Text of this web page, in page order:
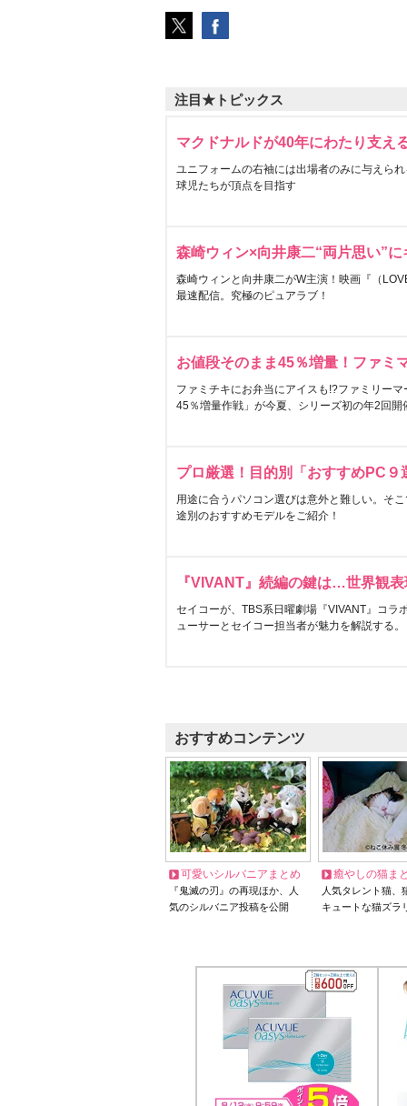
注目★トピックス
マクドナルドが40年にわたり支え
ユニフォームの右袖には出場者のみに与えら
球児たちが頂点を目指す
森崎ウィン×向井康二“両片思い”
森崎ウィンと向井康二がW主演！映画『（
最速配信。究極のピュアラブ！
お値段そのまま45％増量！ファミ
ファミチキにお弁当にアイスも!?ファミリー
45％増量作戦」が今夏、シリーズ初の年2回開
プロ厳選！目的別「おすすめPC９
用途に合うパソコン選びは意外と難しい。そ
途別のおすすめモデルをご紹介！
『VIVANT』続編の鍵は…世界観
セイコーが、TBS系日曜劇場『VIVANT』コラ
ューサーとセイコー担当者が魅力を解説する。
おすすめコンテンツ
可愛いシルバニアまとめ
『鬼滅の刃』の再現ほか、人
気のシルバニア投稿を公開
癒やしの猫ま
人気タレント猫
キュートな猫ズラ